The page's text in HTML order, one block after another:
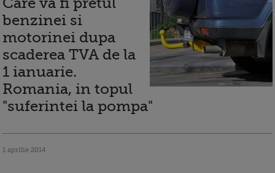
benzinei si
motorinei dupa
scaderea TVA de la
1 ianuarie.
Romania, in topul
"suferintei la pompa"
1 aprilie 2014